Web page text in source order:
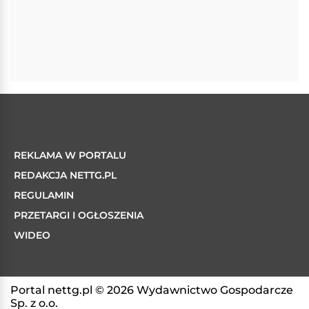
REKLAMA W PORTALU
REDAKCJA NETTG.PL
REGULAMIN
PRZETARGI I OGŁOSZENIA
WIDEO
Portal nettg.pl © 2026 Wydawnictwo Gospodarcze
Sp. z o.o.